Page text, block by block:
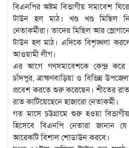
বিএনপির অষ্টম বিভাগীয় সমাবেশ
টাউন হল মাঠ। খণ্ড খণ্ড মিছিল
নেতাকর্মীরা। তাদের মিছিল আর
টাউন হল মাঠ। এদিকে বিশৃঙ্খলা
আওয়ামী লীগ।
এর আগে গণসমাবেশকে কেন্দ্র করে
চাঁদপুর, ব্রাহ্মণবাড়িয়া ও বিভিন্ন
প্রবেশ করতে শুরু করেছেন। শীতের
রাত কাটিয়েছেনে হাজারো নেতাকর্মী।
গত মাসে চট্টগ্রামে শুরু হওয়া
হিসেবে বিএনপি নেতারা জানান
আরেকটি বিশাল শোডাউন করবে।